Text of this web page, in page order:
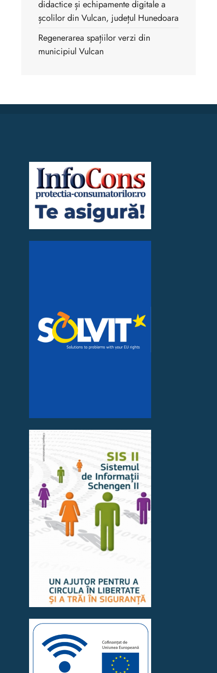
didactice și echipamente digitale a
școlilor din Vulcan, județul Hunedoara
Regenerarea spațiilor verzi din
municipiul Vulcan